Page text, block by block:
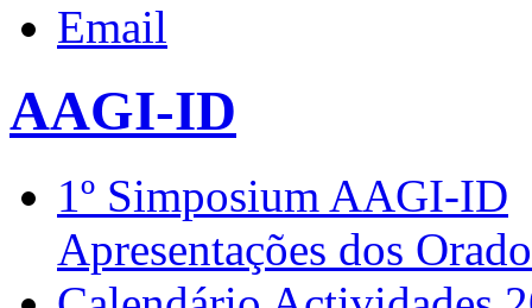
Email
AAGI-ID
1º Simposium AAGI-ID
Apresentações dos